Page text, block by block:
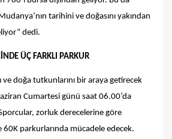
tarihini ve doğasını yakından
dedi.
NDE ÜÇ FARKLI PARKUR
ve doğa tutkunlarını bir araya getirecek
Cumartesi günü saat 06.00’da
zorluk derecelerine göre
60K parkurlarında mücadele edecek.